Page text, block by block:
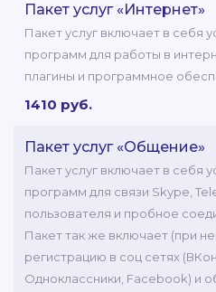
Пакет услуг «Интернет»
Пакет услуг включает в себя
программ для работы в
плагины и программное
1410 руб.
Пакет услуг «Общение»
Пакет услуг включает в себя
программ для связи Skype,
пользователя и пробное
Пакет так же включает (при
регистрацию в соц сетях
Одноклассники, Facebook) и